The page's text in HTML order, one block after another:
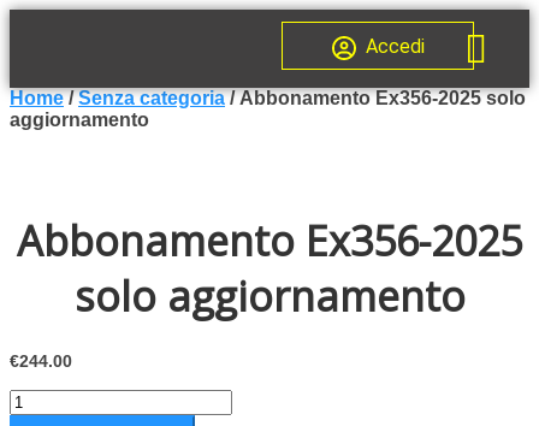
Accedi
Home/Senza categoria/ Abbonamento Ex356-2025 solo
aggiornamento
Abbonamento Ex356-2025
solo aggiornamento
€244.00